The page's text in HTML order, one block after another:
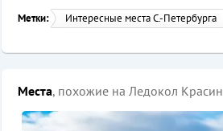
Метки: Интересные места С.-Петербурга
Места, похожие на Ледокол Красин